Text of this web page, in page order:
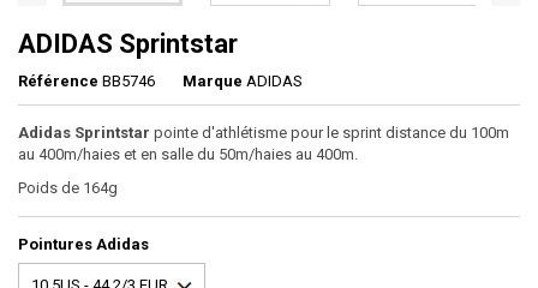
ADIDAS Sprintstar
Référence BB5746 Marque ADIDAS
Adidas Sprintstar pointe d'athlétisme pour le sprint distance du 100m
au 400m/haies et en salle du 50m/haies au 400m.
Poids de 164g
Pointures Adidas